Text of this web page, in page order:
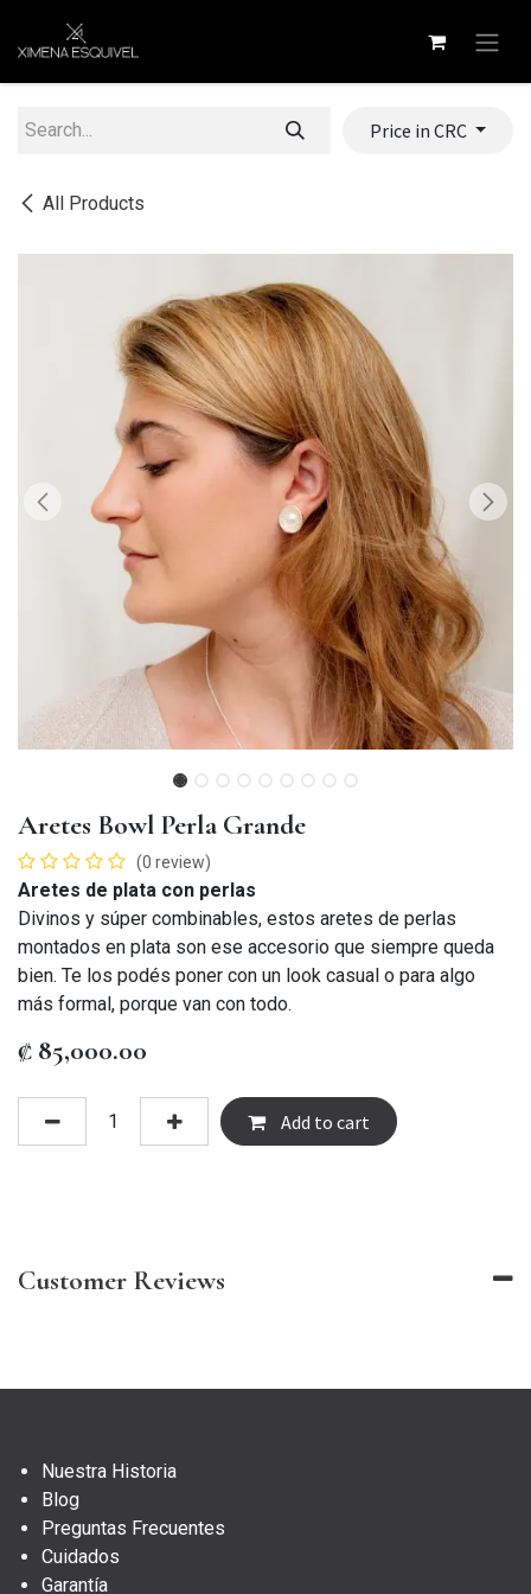
All Products
Price in CRC
Aretes Bowl Perla Grande
(0 review)
Aretes de plata con perlas
Divinos y súper combinables, estos aretes de perlas
montados en plata son ese accesorio que siempre queda
bien. Te los podés poner con un look casual o para algo
más formal, porque van con todo.
₡ 85,000.00
Add to cart
Customer Reviews
Nuestra Historia
Blog
Preguntas Frecuentes
Cuidados
Garantía